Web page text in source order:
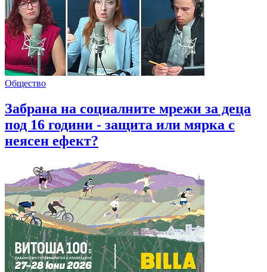
Общество
Забрана на социалните мрежи за деца
под 16 години - защита или мярка с
неясен ефект?